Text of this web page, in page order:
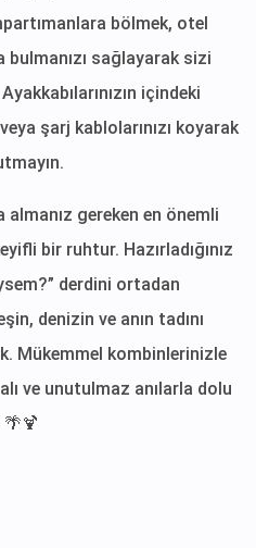
bölmek, otel
bulmanızı sağlayarak sizi
içindeki
şarj kablolarınızı koyarak
almanız gereken en önemli
bir ruhtur. Hazırladığınız
derdini ortadan
denizin ve anın tadını
Mükemmel kombinlerinizle
ve unutulmaz anılarla dolu